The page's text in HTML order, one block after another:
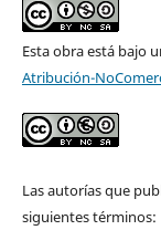
Esta obra está bajo
Atribución-
Las autorías que
siguientes términos: